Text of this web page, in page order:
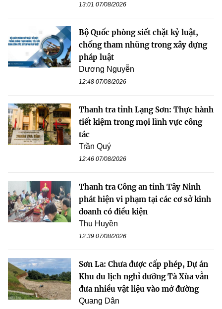
13:01 07/08/2026
Bộ Quốc phòng siết chặt kỷ luật,
chống tham nhũng trong xây dựng
pháp luật
Dương Nguyễn
12:48 07/08/2026
Thanh tra tỉnh Lạng Sơn: Thực hành
tiết kiệm trong mọi lĩnh vực công
tác
Trần Quý
12:46 07/08/2026
Thanh tra Công an tỉnh Tây Ninh
phát hiện vi phạm tại các cơ sở kinh
doanh có điều kiện
Thu Huyền
12:39 07/08/2026
Sơn La: Chưa được cấp phép, Dự án
Khu du lịch nghỉ dưỡng Tà Xùa vẫn
đưa nhiều vật liệu vào mở đường
Quang Dân